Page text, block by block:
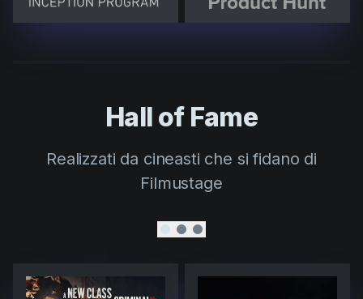
Hall of Fame
Realizzati da cineasti che si fidano di
Filmustage